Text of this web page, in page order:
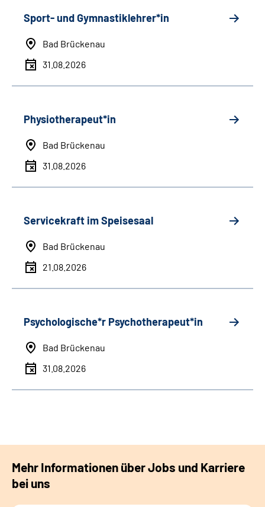
Sport- und Gymnastiklehrer*in
Bad Brückenau
31.08.2026
Physiotherapeut*in
Bad Brückenau
31.08.2026
Servicekraft im Speisesaal
Bad Brückenau
21.08.2026
Psychologische*r Psychotherapeut*in
Bad Brückenau
31.08.2026
Mehr Informationen über Jobs und Karriere
bei uns